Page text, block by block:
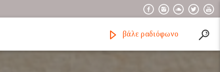
βάλε ραδιόφωνο